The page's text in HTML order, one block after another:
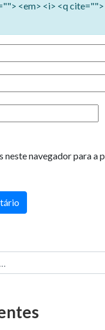
<em> <i> <q
neste navegador para a